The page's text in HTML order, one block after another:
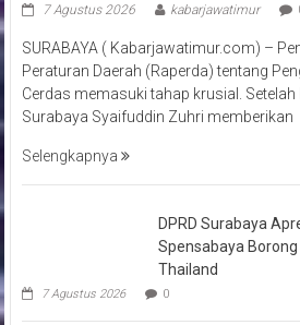
7 Agustus 2026 kabarjawatimur
SURABAYA ( Kabarjawatimur.com) –
Peraturan Daerah (Raperda) tentang
Cerdas memasuki tahap krusial. Setelah
Surabaya Syaifuddin Zuhri memberikan
Selengkapnya
DPRD Surabaya
Spensabaya
Thailand
7 Agustus 2026 0